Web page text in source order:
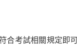
合考試相關規定即